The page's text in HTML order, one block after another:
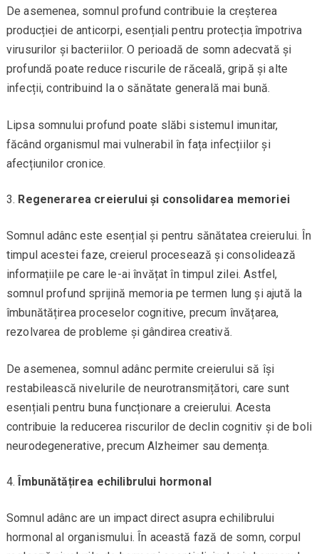
De asemenea, somnul profund contribuie la creșterea
producției de anticorpi, esențiali pentru protecția împotriva
virusurilor și bacteriilor. O perioadă de somn adecvată și
profundă poate reduce riscurile de răceală, gripă și alte
infecții, contribuind la o sănătate generală mai bună.
Lipsa somnului profund poate slăbi sistemul imunitar,
făcând organismul mai vulnerabil în fața infecțiilor și
afecțiunilor cronice.
Regenerarea creierului și consolidarea memoriei
Somnul adânc este esențial și pentru sănătatea creierului. În
timpul acestei faze, creierul procesează și consolidează
informațiile pe care le-ai învățat în timpul zilei. Astfel,
somnul profund sprijină memoria pe termen lung și ajută la
îmbunătățirea proceselor cognitive, precum învățarea,
rezolvarea de probleme și gândirea creativă.
De asemenea, somnul adânc permite creierului să își
restabilească nivelurile de neurotransmițători, care sunt
esențiali pentru buna funcționare a creierului. Acesta
contribuie la reducerea riscurilor de declin cognitiv și de boli
neurodegenerative, precum Alzheimer sau demența.
Îmbunătățirea echilibrului hormonal
Somnul adânc are un impact direct asupra echilibrului
hormonal al organismului. În această fază de somn, corpul